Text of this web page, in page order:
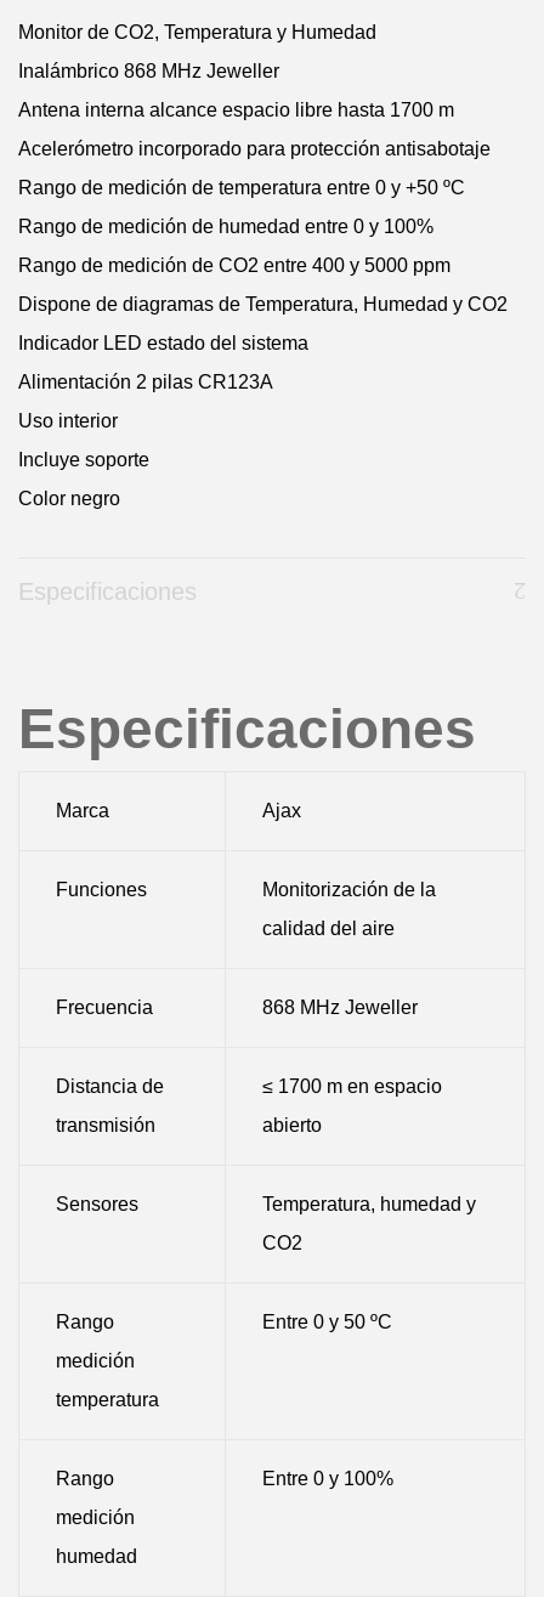
Monitor de CO2, Temperatura y Humedad
Inalámbrico 868 MHz Jeweller
Antena interna alcance espacio libre hasta 1700 m
Acelerómetro incorporado para protección antisabotaje
Rango de medición de temperatura entre 0 y +50 ºC
Rango de medición de humedad entre 0 y 100%
Rango de medición de CO2 entre 400 y 5000 ppm
Dispone de diagramas de Temperatura, Humedad y CO2
Indicador LED estado del sistema
Alimentación 2 pilas CR123A
Uso interior
Incluye soporte
Color negro
Especificaciones
Especificaciones
Marca Ajax
Funciones
Monitorización de la
calidad del aire
Frecuencia 868 MHz Jeweller
Distancia de
transmisión
≤ 1700 m en espacio
abierto
Sensores
Temperatura, humedad y
CO2
Rango
medición
temperatura
Entre 0 y 50 ºC
Rango
medición
humedad
Entre 0 y 100%